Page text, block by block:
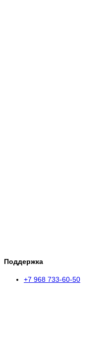
Поддержка
+7 968 733-60-50